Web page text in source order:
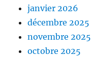
janvier 2026
décembre 2025
novembre 2025
octobre 2025